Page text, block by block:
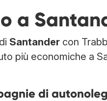
a
Santander con
più economiche a
di